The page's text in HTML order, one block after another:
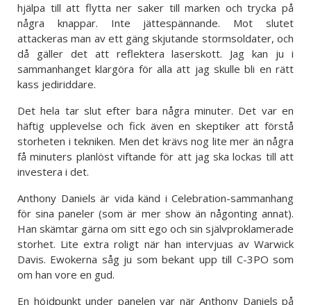
hjälpa till att flytta ner saker till marken och trycka på
några knappar. Inte jättespännande. Mot slutet
attackeras man av ett gäng skjutande stormsoldater, och
då gäller det att reflektera laserskott. Jag kan ju i
sammanhanget klargöra för alla att jag skulle bli en rätt
kass jediriddare.
Det hela tar slut efter bara några minuter. Det var en
häftig upplevelse och fick även en skeptiker att förstå
storheten i tekniken. Men det krävs nog lite mer än några
få minuters planlöst viftande för att jag ska lockas till att
investera i det.
Anthony Daniels är vida känd i Celebration-sammanhang
för sina paneler (som är mer show än någonting annat).
Han skämtar gärna om sitt ego och sin självproklamerade
storhet. Lite extra roligt när han intervjuas av Warwick
Davis. Ewokerna såg ju som bekant upp till C-3PO som
om han vore en gud.
En höjdpunkt under panelen var när Anthony Daniels på